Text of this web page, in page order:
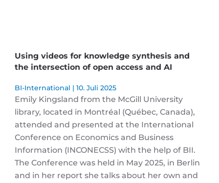
Using videos for knowledge synthesis and
the intersection of open access and AI
BI-International 10. Juli 2025
Emily Kingsland from the McGill University
library, located in Montréal (Québec, Canada),
attended and presented at the International
Conference on Economics and Business
Information (INCONECSS) with the help of BII.
The Conference was held in May 2025, in Berlin
and in her report she talks about her own and